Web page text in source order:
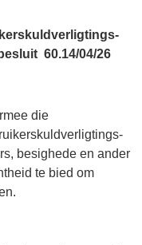
60.14/04/26
die
besighede en ander
te bied om